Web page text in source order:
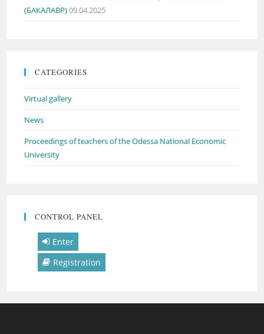
(БАКАЛАВР)09.04.2025
CATEGORIES
Virtual gallery
News
Proceedings of teachers of the Odessa National Economic
University
CONTROL PANEL
Enter
Registration